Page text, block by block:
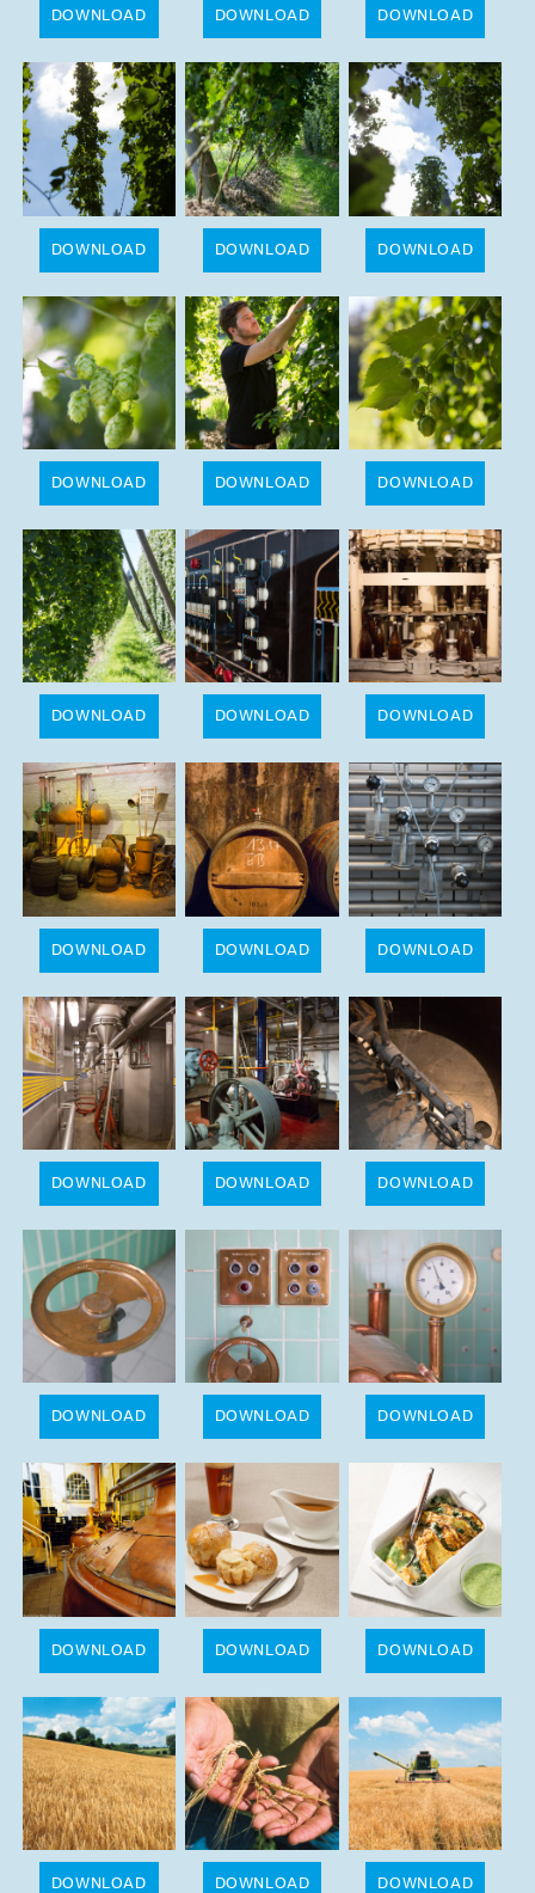
Zug&auml;nglichkeit
DOWNLOAD DOWNLOAD DOWNLOAD
DOWNLOAD DOWNLOAD DOWNLOAD
DOWNLOAD DOWNLOAD DOWNLOAD
DOWNLOAD DOWNLOAD DOWNLOAD
DOWNLOAD DOWNLOAD DOWNLOAD
DOWNLOAD DOWNLOAD DOWNLOAD
DOWNLOAD DOWNLOAD DOWNLOAD
DOWNLOAD DOWNLOAD DOWNLOAD
DOWNLOAD DOWNLOAD DOWNLOAD